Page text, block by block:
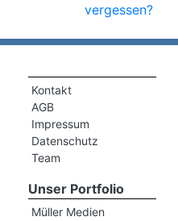
vergessen?
Kontakt
AGB
Impressum
Datenschutz
Team
Unser Portfolio
Müller Medien